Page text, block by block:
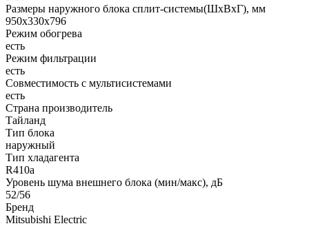
Размеры наружного блока сплит-системы(ШxВxГ), мм
950x330x796
Режим обогрева
есть
Режим фильтрации
есть
Совместимость с мультисистемами
есть
Страна производитель
Тайланд
Тип блока
наружный
Тип хладагента
R410a
Уровень шума внешнего блока (мин/макс), дБ
52/56
Бренд
Mitsubishi Electric